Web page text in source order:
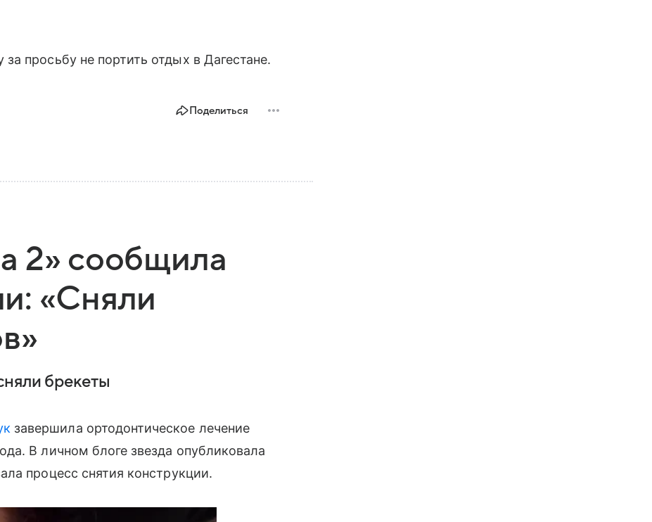
за просьбу не портить отдых в Дагестане.
Поделиться
2» сообщила
«Сняли
брекеты
завершила ортодонтическое лечение
В личном блоге звезда опубликовала
процесс снятия конструкции.